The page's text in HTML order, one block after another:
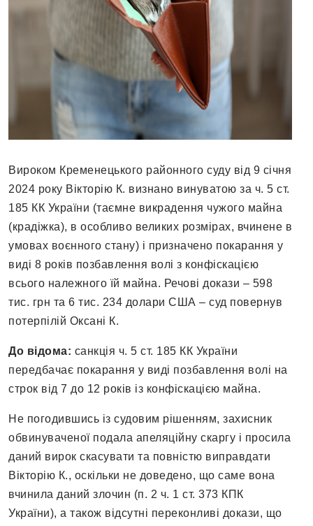
Вироком Кременецького районного суду від 9 січня
2024 року Вікторію К. визнано винуватою за ч. 5 ст.
185 КК України (таємне викрадення чужого майна
(крадіжка), в особливо великих розмірах, вчинене в
умовах воєнного стану) і призначено покарання у
виді 8 років позбавлення волі з конфіскацією
всього належного їй майна. Речові докази – 598
тис. грн та 6 тис. 234 долари США – суд повернув
потерпілій Оксані К.
До відома: санкція ч. 5 ст. 185 КК України
передбачає покарання у виді позбавлення волі на
строк від 7 до 12 років із конфіскацією майна.
Не погодившись із судовим рішенням, захисник
обвинуваченої подала апеляційну скаргу і просила
даний вирок скасувати та повністю виправдати
Вікторію К., оскільки не доведено, що саме вона
вчинила даний злочин (п. 2 ч. 1 ст. 373 КПК
України), а також відсутні переконливі докази, що